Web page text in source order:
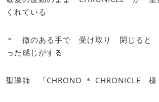
くれている
＊ 徴のある手で 受け取り 閉じると
った感じがする
聖導師 「CHRONO ＊ CHRONICLE 様